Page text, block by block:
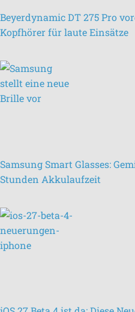
Beyerdynamic DT 275 Pro
Kopfhörer für laute Einsätze
Samsung Smart Glasses:
Stunden Akkulaufzeit